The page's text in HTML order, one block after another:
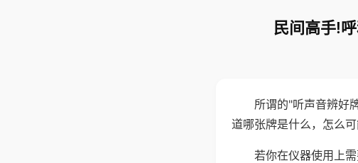
民间高手!
所谓的"听声音辨好
道哪张牌是什么，怎么
若你在仪器使用上